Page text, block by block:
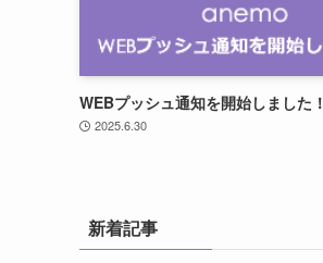
WEBプッシュ通知を開始しました！
2025.6.30
新着記事